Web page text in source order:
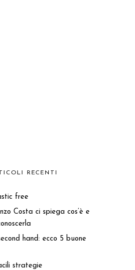
RECENTI
free
Costa ci spiega cos’è e
hand: ecco 5 buone
strategie